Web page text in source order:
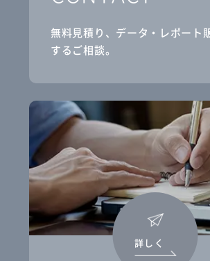
無料見積り、データ・レポート
するご相談。
詳しく